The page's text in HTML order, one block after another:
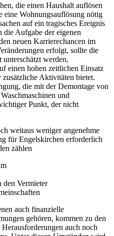
die einen Haushalt auflösen
eine Wohnungsauflösung nötig
auf ein tragisches Ereignis
Aufgabe der eigenen
neuen Karrierechancen im
erfolgt, sollte die
werden,
einen hohen zeitlichen Einsatz
Aktivitäten bietet.
die mit der Demontage von
und
Punkt, der nicht
weitaus weniger angenehme
für Engelskirchen erforderlich
zählen
den Vermieter
auch finanzielle
gehören, kommen zu den
auch noch